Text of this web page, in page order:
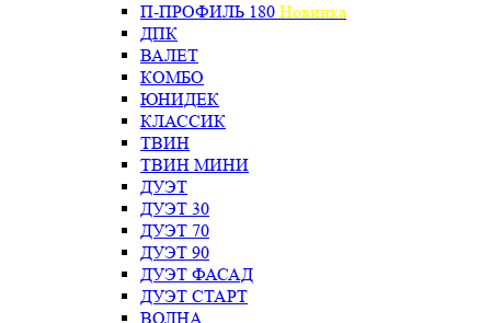
П-ПРОФИЛЬ 180 Новинка
ДПК
ВАЛЕТ
КОМБО
ЮНИДЕК
КЛАССИК
ТВИН
ТВИН МИНИ
ДУЭТ
ДУЭТ 30
ДУЭТ 70
ДУЭТ 90
ДУЭТ ФАСАД
ДУЭТ СТАРТ
ВОЛНА